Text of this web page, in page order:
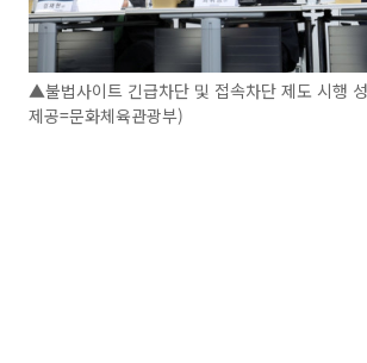
▲불법사이트 긴급차단 및 접속차단 제도 시행
제공=문화체육관광부)